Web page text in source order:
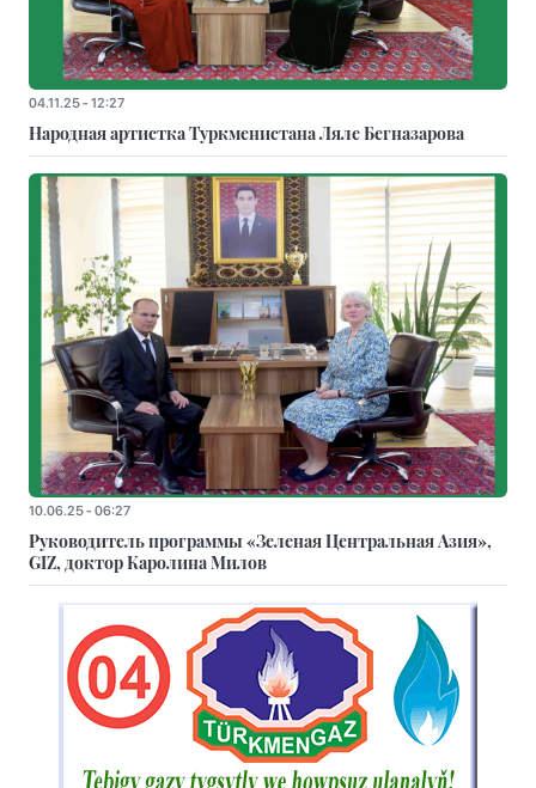
04.11.25 - 12:27
Народная артистка Туркменистана Ляле Бегназарова
10.06.25 - 06:27
Руководитель программы «Зеленая Центральная Азия»,
GIZ, доктор Каролина Милов